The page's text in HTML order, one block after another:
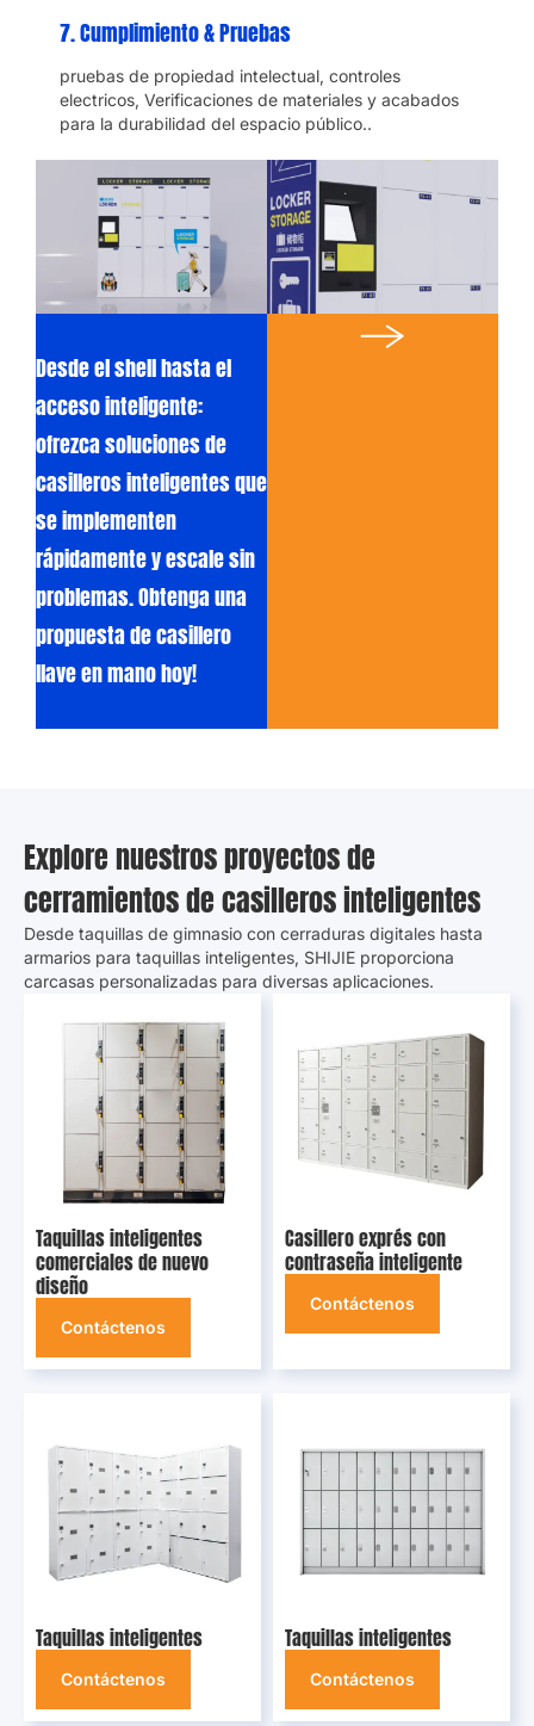
7. Cumplimiento & Pruebas
pruebas de propiedad intelectual, controles
electricos, Verificaciones de materiales y acabados
para la durabilidad del espacio público..
Desde el shell hasta el
acceso inteligente:
ofrezca soluciones de
casilleros inteligentes que
se implementen
rápidamente y escale sin
problemas. Obtenga una
propuesta de casillero
llave en mano hoy!
Explore nuestros proyectos de
cerramientos de casilleros inteligentes
Desde taquillas de gimnasio con cerraduras digitales hasta
armarios para taquillas inteligentes, SHIJIE proporciona
carcasas personalizadas para diversas aplicaciones.
Taquillas inteligentes
comerciales de nuevo
diseño
Contáctenos
Casillero exprés con
contraseña inteligente
Contáctenos
Taquillas inteligentes
Contáctenos
Taquillas inteligentes
Contáctenos